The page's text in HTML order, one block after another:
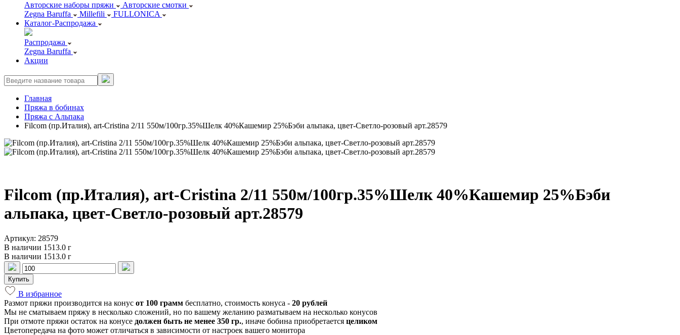
Авторские наборы пряжи
Авторские смотки
Zegna Baruffa
Millefili
FULLONICA
Каталог-Распродажа
Распродажа
Zegna Baruffa
Акции
Главная
Пряжа в бобинах
Пряжа с Альпака
Filcom (пр.Италия), art-Cristina 2/11 550м/100гр.35%Шелк 40%Кашемир 25%Бэби альпака, цвет-Светло-розовый арт.28579
Filcom (пр.Италия), art-Cristina 2/11 550м/100гр.35%Шелк 40%Кашемир 25%Бэби
альпака, цвет-Светло-розовый арт.28579
Артикул: 28579
В наличии 1513.0 г
В наличии 1513.0 г
Купить
В избранное
Размот пряжи производится на конус от 100 грамм бесплатно, стоимость конуса - 20 рублей
Мы не сматываем пряжу в несколько сложений, но по вашему желанию разматываем на несколько конусов
При отмоте пряжи остаток на конусе должен быть не менее 350 гр., иначе бобина приобретается целиком
Цветопередача на фото может отличаться в зависимости от настроек вашего монитора